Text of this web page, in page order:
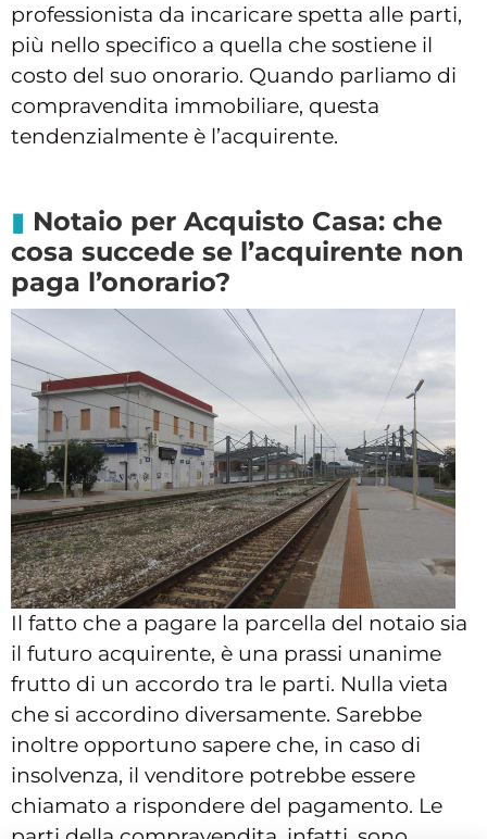
professionista da incaricare spetta alle parti,
più nello specifico a quella che sostiene il
costo del suo onorario. Quando parliamo di
compravendita immobiliare, questa
tendenzialmente è l’acquirente.
Notaio per Acquisto Casa: che
cosa succede se l’acquirente non
paga l’onorario?
Il fatto che a pagare la parcella del notaio sia
il futuro acquirente, è una prassi unanime
frutto di un accordo tra le parti. Nulla vieta
che si accordino diversamente. Sarebbe
inoltre opportuno sapere che, in caso di
insolvenza, il venditore potrebbe essere
chiamato a rispondere del pagamento. Le